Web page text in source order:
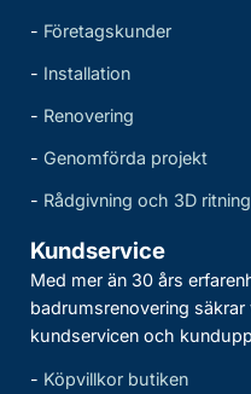
- Företagskunder
- Installation
- Renovering
- Genomförda projekt
- Rådgivning och 3D ritning
Kundservice
Med mer än 30 års
badrumsrenovering
kundservicen och
- Köpvillkor butiken